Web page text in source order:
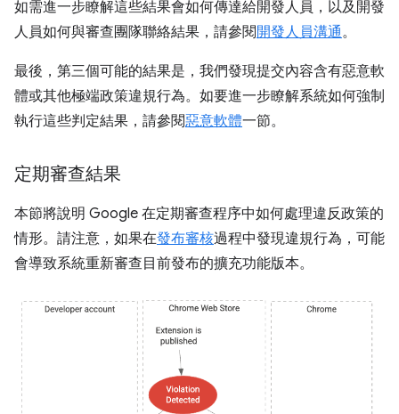
如需進一步瞭解這些結果會如何傳達給開發人員，以及開發
人員如何與審查團隊聯絡結果，請參閱 開發人員溝通。
最後，第三個可能的結果是，我們發現提交內容含有惡意軟
體或其他極端政策違規行為。如要進一步瞭解系統如何強制
執行這些判定結果，請參閱惡意軟體一節。
定期審查結果
本節將說明 Google 在定期審查程序中如何處理違反政策的
情形。請注意，如果在發布審核過程中發現違規行為，可能
會導致系統重新審查目前發布的擴充功能版本。